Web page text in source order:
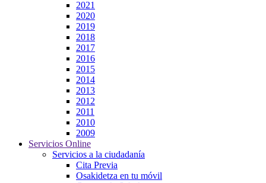
2021
2020
2019
2018
2017
2016
2015
2014
2013
2012
2011
2010
2009
Servicios Online
Servicios a la ciudadanía
Cita Previa
Osakidetza en tu móvil